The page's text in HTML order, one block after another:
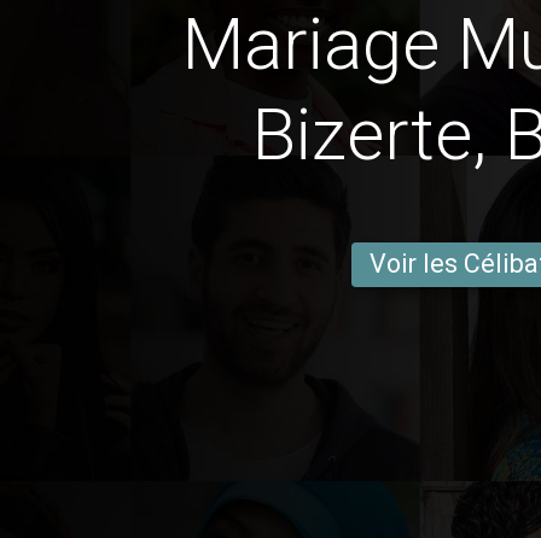
Mariage
Bizerte,
Voir les